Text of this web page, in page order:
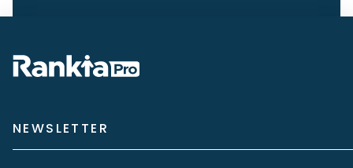
NEWSLETTER